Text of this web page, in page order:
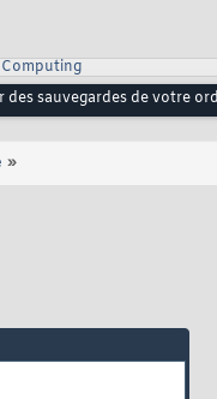
sauvegardes de votre
»